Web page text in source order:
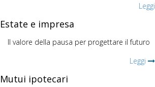
Leggi
Estate e impresa
Il valore della pausa per progettare il futuro
Leggi
Mutui ipotecari